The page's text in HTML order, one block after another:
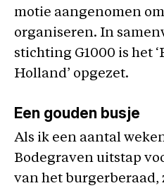
motie aangenomen
organiseren. In
stichting G1000 is het
Holland’ opgezet.
Een gouden busje
Als ik een aantal
Bodegraven uitstap
van het burgerberaad,